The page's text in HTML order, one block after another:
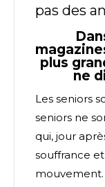
pas des
plus
ne
Les seniors
seniors ne
qui, jour
souffrance
mouvement.